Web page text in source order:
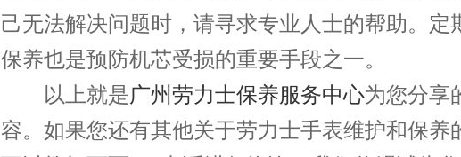
己无法解决问题时，请寻求专业人士的帮助。定
保养也是预防机芯受损的重要手段之一。
以上就是广州劳力士保养服务中心为您分享
容。如果您还有其他关于劳力士手表维护和保养